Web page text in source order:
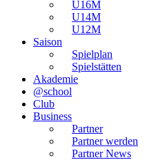
U16M
U14M
U12M
Saison
Spielplan
Spielstätten
Akademie
@school
Club
Business
Partner
Partner werden
Partner News